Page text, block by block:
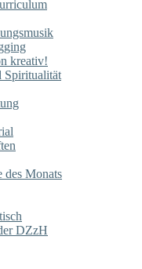
kreativ!
Spiritualität
des Monats
DZzH